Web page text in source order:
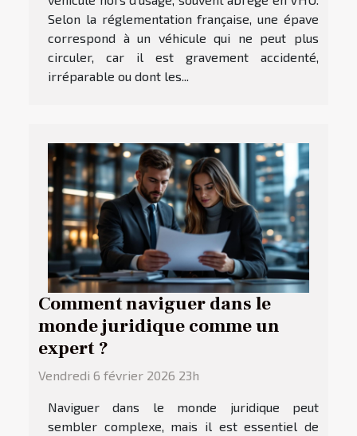
Selon la réglementation française, une épave
correspond à un véhicule qui ne peut plus
circuler, car il est gravement accidenté,
irréparable ou dont les...
Comment naviguer dans le
monde juridique comme un
expert ?
Vendredi 6 février 2026 23h
Naviguer dans le monde juridique peut
sembler complexe, mais il est essentiel de